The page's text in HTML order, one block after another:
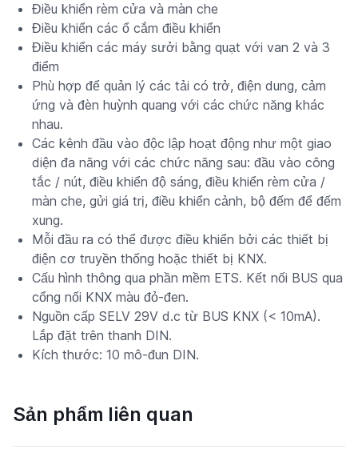
Điều khiển rèm cửa và màn che
Điều khiển các ổ cắm điều khiển
Điều khiển các máy sưởi bằng quạt với van 2 và 3
điểm
Phù hợp để quản lý các tải có trở, điện dung, cảm
ứng và đèn huỳnh quang với các chức năng khác
nhau.
Các kênh đầu vào độc lập hoạt động như một giao
diện đa năng với các chức năng sau: đầu vào công
tắc / nút, điều khiển độ sáng, điều khiển rèm cửa /
màn che, gửi giá trị, điều khiển cảnh, bộ đếm để đếm
xung.
Mỗi đầu ra có thể được điều khiển bởi các thiết bị
điện cơ truyền thống hoặc thiết bị KNX.
Cấu hình thông qua phần mềm ETS. Kết nối BUS qua
cổng nối KNX màu đỏ-đen.
Nguồn cấp SELV 29V d.c từ BUS KNX (< 10mA).
Lắp đặt trên thanh DIN.
Kích thước: 10 mô-đun DIN.
Sản phẩm liên quan